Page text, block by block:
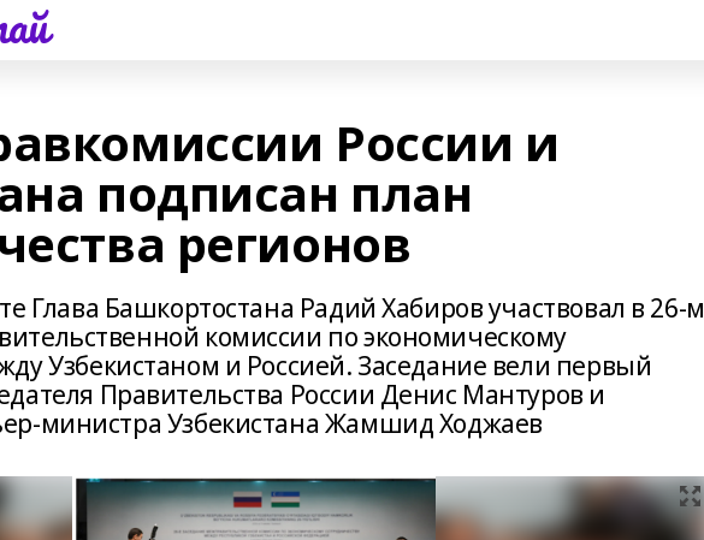
России и
подписан план
регионов
Глава Башкортостана Радий Хабиров участвовал в 26-м
комиссии по экономическому
Узбекистаном и Россией. Заседание вели первый
Правительства России Денис Мантуров и
министра Узбекистана Жамшид Ходжаев